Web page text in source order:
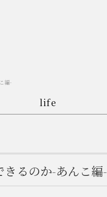
編-
life
るのか-あんこ編-